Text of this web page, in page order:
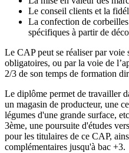
Le conseil clients et la
La confection de
spécifiques à partir de
Le CAP peut se réaliser par voie
obligatoires, ou par la voie de
2/3 de son temps de formation
Le diplôme permet de travailler
un magasin de producteur, une
légumes d'une grande surface,
3ème, une poursuite d'études
pour les titulaires de ce CAP,
complémentaires jusqu'à bac +3.